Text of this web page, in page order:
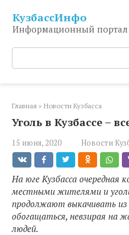
контенту
КузбассИнфо
Информационный портал
Поиск:
Главная » Новости Кузбасса
Уголь в Кузбассе –
15 июня, 2020 Новости
На юге Кузбасса
местными жителями и
продолжают выкачивать из
обогащаться, невзирая на
людей.